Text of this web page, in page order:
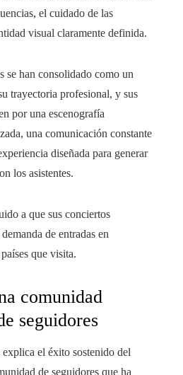
el cuidado de las
visual claramente definida.
se han consolidado como un
trayectoria profesional, y sus
por una escenografía
una comunicación constante
diseñada para generar
los asistentes.
a que sus conciertos
de entradas en
que visita.
comunidad
seguidores
el éxito sostenido del
de seguidores que ha